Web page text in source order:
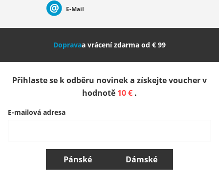
Nederland Italia (Italiano) Italien (Deutsch)
Slovenija
Belgique (Français) Danmark Norge
Všechny země
E-Mail
Dopravaa vrácení zdarma od € 99
Přihlaste se k odběru novinek a získejte voucher v
hodnotě 10 € .
E-mailová adresa
Pánské Dámské